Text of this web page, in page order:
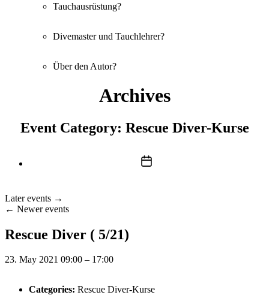
Tauchausrüstung?
Divemaster und Tauchlehrer?
Über den Autor?
Archives
Event Category: Rescue Diver-Kurse
Post
Later events →
← Newer events
Rescue Diver ( 5/21)
23. May 2021 09:00 – 17:00
Categories: Rescue Diver-Kurse